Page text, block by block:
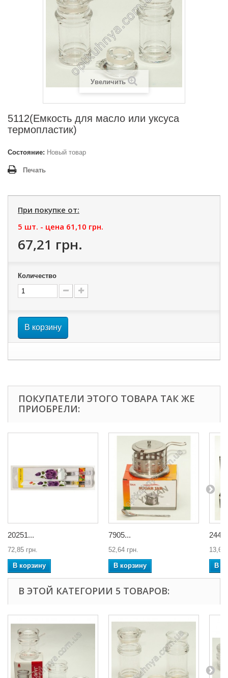
Увеличить
5112(Емкость для масло или уксуса
термопластик)
Состояние: Новый товар
Печать
При покупке от:
5 шт. - цена 61,10 грн.
67,21 грн.
Количество
В корзину
ПОКУПАТЕЛИ ЭТОГО ТОВАРА ТАК ЖЕ
ПРИОБРЕЛИ:
20251...
72,85 грн.
В корзину
7905...
52,64 грн.
В корзину
13,63
В
В ЭТОЙ КАТЕГОРИИ 5 ТОВАРОВ: